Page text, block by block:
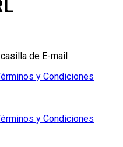
de E-mail
y Condiciones
y Condiciones